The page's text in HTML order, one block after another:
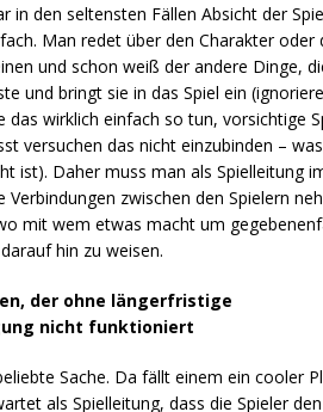
in den seltensten Fällen Absicht der
Man redet über den Charakter oder
und schon weiß der andere Dinge,
und bringt sie in das Spiel ein
das wirklich einfach so tun, vorsichtige
versuchen das nicht einzubinden – was
ist). Daher muss man als Spielleitung
Verbindungen zwischen den Spielern
mit wem etwas macht um
hin zu weisen.
der ohne längerfristige
nicht funktioniert
Sache. Da fällt einem ein cooler
als Spielleitung, dass die Spieler den